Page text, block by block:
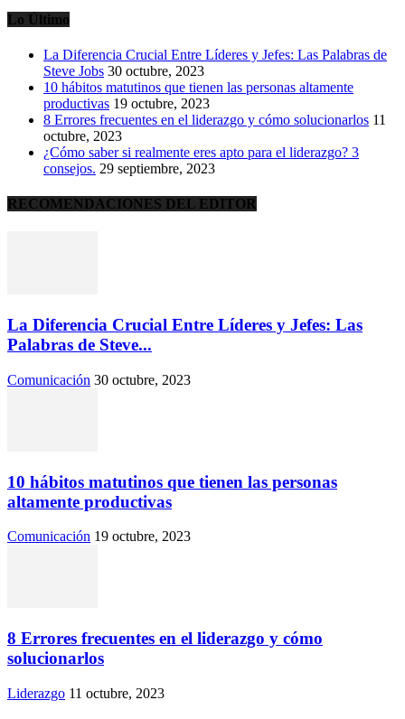
Lo Último
La Diferencia Crucial Entre Líderes y Jefes: Las Palabras de
Steve Jobs 30 octubre, 2023
10 hábitos matutinos que tienen las personas altamente
productivas 19 octubre, 2023
8 Errores frecuentes en el liderazgo y cómo solucionarlos 11
octubre, 2023
¿Cómo saber si realmente eres apto para el liderazgo? 3
consejos. 29 septiembre, 2023
RECOMENDACIONES DEL EDITOR
La Diferencia Crucial Entre Líderes y Jefes: Las
Palabras de Steve...
Comunicación 30 octubre, 2023
10 hábitos matutinos que tienen las personas
altamente productivas
Comunicación 19 octubre, 2023
8 Errores frecuentes en el liderazgo y cómo
solucionarlos
Liderazgo 11 octubre, 2023